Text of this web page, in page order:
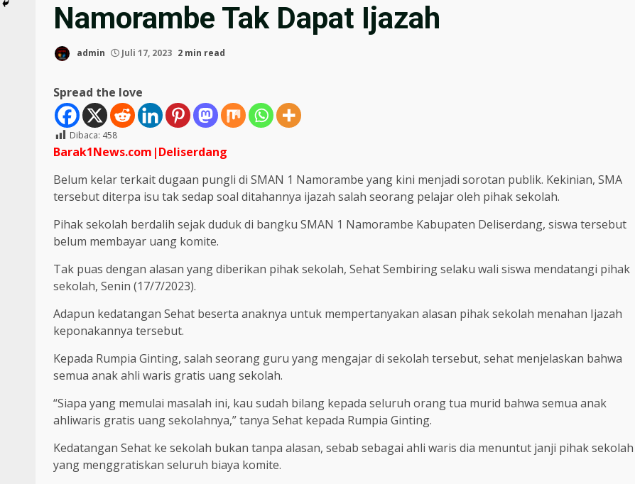
Namorambe Tak Dapat Ijazah
admin Juli 17, 2023 2 min read
Spread the love
Dibaca: 458
Barak1News.com|Deliserdang
Belum kelar terkait dugaan pungli di SMAN 1 Namorambe yang kini menjadi sorotan publik. Kekinian, SMA
tersebut diterpa isu tak sedap soal ditahannya ijazah salah seorang pelajar oleh pihak sekolah.
Pihak sekolah berdalih sejak duduk di bangku SMAN 1 Namorambe Kabupaten Deliserdang, siswa tersebut
belum membayar uang komite.
Tak puas dengan alasan yang diberikan pihak sekolah, Sehat Sembiring selaku wali siswa mendatangi pihak
sekolah, Senin (17/7/2023).
Adapun kedatangan Sehat beserta anaknya untuk mempertanyakan alasan pihak sekolah menahan Ijazah
keponakannya tersebut.
Kepada Rumpia Ginting, salah seorang guru yang mengajar di sekolah tersebut, sehat menjelaskan bahwa
semua anak ahli waris gratis uang sekolah.
“Siapa yang memulai masalah ini, kau sudah bilang kepada seluruh orang tua murid bahwa semua anak
ahliwaris gratis uang sekolahnya,” tanya Sehat kepada Rumpia Ginting.
Kedatangan Sehat ke sekolah bukan tanpa alasan, sebab sebagai ahli waris dia menuntut janji pihak sekolah
yang menggratiskan seluruh biaya komite.